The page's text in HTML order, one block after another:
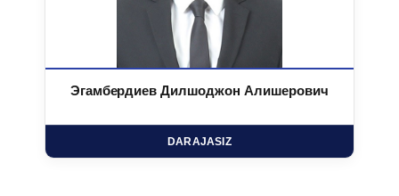
Эгамбердиев Дилшоджон Алишерович
DARAJASIZ